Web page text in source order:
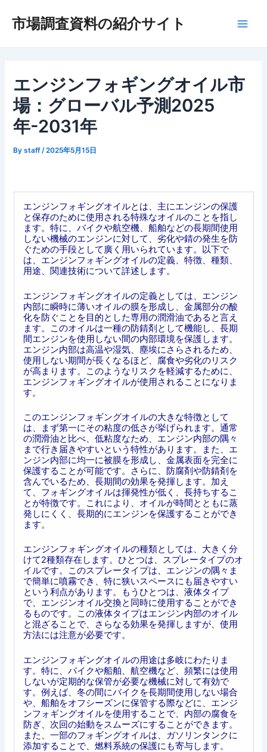
市場調査資料の紹介サイト
エンジンフォギングオイル市
場：グローバル予測2025
年-2031年
Bystaff /2025年5月15日
エンジンフォギングオイルとは、主にエンジンの保護
と保存のために使用される特殊なオイルのことを指し
ます。特に、バイクや航空機、船舶などの長期間使用
しない機械のエンジンに対して、劣化や錆の発生を防
ぐための手段として廣く用いられています。以下で
は、エンジンフォギングオイルの定義、特徴、種類、
用途、関連技術について詳述します。
エンジンフォギングオイルの定義としては、エンジン
内部に瞬時に薄いオイルの膜を形成し、金属部分の酸
化を防ぐことを目的とした専用の潤滑油であると言え
ます。このオイルは一種の防錆剤として機能し、長期
間エンジンを使用しない間の内部環境を保護します。
エンジン内部は高温や湿気、塵埃にさらされるため、
使用しない期間が長くなるほど、腐食や劣化のリスク
が高まります。このようなリスクを軽減するために、
エンジンフォギングオイルが使用されることになりま
す。
このエンジンフォギングオイルの大きな特徴として
は、まず第一にその粘度の低さが挙げられます。通常
の潤滑油と比べ、低粘度なため、エンジン内部の隅々
まで行き届きやすいという特性があります。また、エ
ンジン内部に均一に被膜を形成し、金属表面を完全に
保護することが可能です。さらに、防腐剤や防錆剤を
含んでいるため、長期間の効果を発揮します。加え
て、フォギングオイルは揮発性が低く、長持ちするこ
とが特徴です。これにより、オイルが時間とともに蒸
発しにくく、長期的にエンジンを保護することができ
ます。
エンジンフォギングオイルの種類としては、大きく分
けて2種類存在します。ひとつは、スプレータイプのオ
イルです。このスプレータイプは、エンジンの隅々ま
で簡単に噴霧でき、特に狭いスペースにも届きやすい
という利点があります。もうひとつは、液体タイプ
で、エンジンオイル交換と同時に使用することができ
るものです。この液体タイプはエンジン内部のオイル
と混ざることで、さらなる効果を発揮しますが、使用
方法には注意が必要です。
エンジンフォギングオイルの用途は多岐にわたりま
す。特に、バイクや船舶、航空機など、頻繁には使用
しないが定期的な保管が必要な機械に対して有効で
す。例えば、冬の間にバイクを長期間使用しない場合
や、船舶をオフシーズンに保管する際などに、エンジ
ンフォギングオイルを使用することで、内部の腐食を
防ぎ、次回の始動をスムーズにすることができます。
また、一部のフォギングオイルは、ガソリンタンクに
添加することで、燃料系統の保護にも寄与します。